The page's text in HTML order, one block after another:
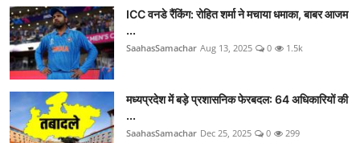
ICC वनडे रैंकिंग: रोहित शर्मा ने मचाया धमाका, बाबर आजम
...
SaahasSamachar Aug 13, 2025 0 1.5k
मध्यप्रदेश में बड़े प्रशासनिक फेरबदल: 64 अधिकारियों की
...
SaahasSamachar Dec 25, 2025 0 299